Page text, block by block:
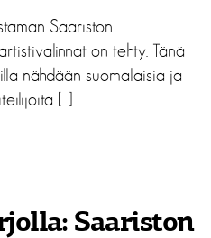
Saariston
on tehty. Tänä
nähdään suomalaisia ja
[…]
Saariston